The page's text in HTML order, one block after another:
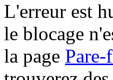
L'erreur est
le blocage
la page Pare-